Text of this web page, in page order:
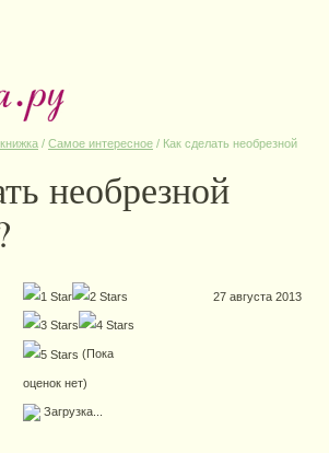
/ Самое интересное / Как сделать необрезной
необрезной
(Пока
оценок нет)
Загрузка...
27 августа 2013